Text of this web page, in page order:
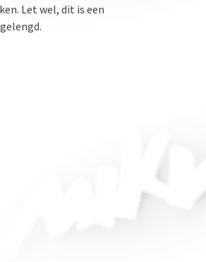
Let wel, dit is een